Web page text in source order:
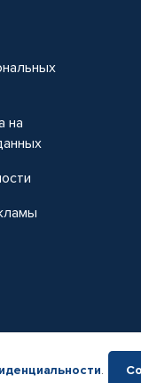
на
.